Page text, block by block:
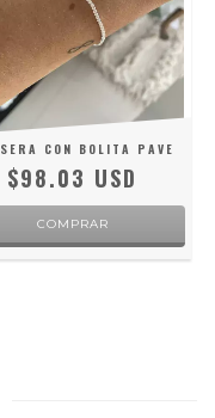
CON BOLITA PAVE
$98.03 USD